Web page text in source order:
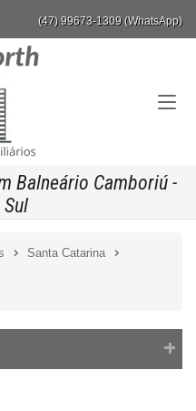
(47) 99673-1309 (WhatsApp)
Balneário Camboriú -
Santa Catarina